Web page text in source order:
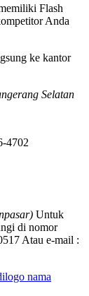
Flash
Anda
ke kantor
Selatan
4702
Untuk
di nomor
Atau e-mail :
nama